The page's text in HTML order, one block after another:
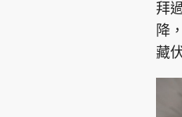
集
拜
降
藏